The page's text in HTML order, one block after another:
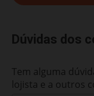
Dúvidas dos
Tem alguma
lojista e a outros